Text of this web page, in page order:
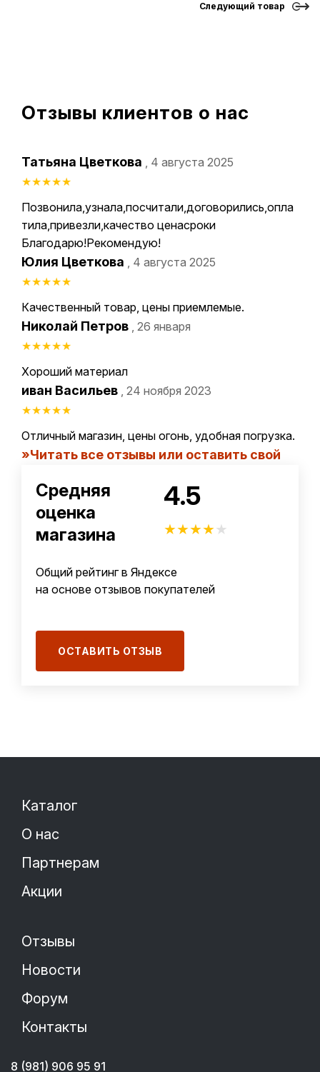
Следующий товар
Отзывы клиентов о нас
Средняя
оценка
магазина
4.5
★★★★★
Общий рейтинг в Яндексе
на основе отзывов покупателей
ОСТАВИТЬ ОТЗЫВ
Татьяна Цветкова , 4 августа 2025
★★★★★
Позвонила,узнала,посчитали,договорились,опла
тила,привезли,качество ценасроки
Благодарю!Рекомендую!
Юлия Цветкова , 4 августа 2025
★★★★★
Качественный товар, цены приемлемые.
Николай Петров , 26 января
★★★★★
Хороший материал
иван Васильев , 24 ноября 2023
★★★★★
Отличный магазин, цены огонь, удобная погрузка.
Читать все отзывы или оставить свой
Каталог
О нас
Партнерам
Акции
Отзывы
Новости
Форум
Контакты
8 (981) 906 95 91